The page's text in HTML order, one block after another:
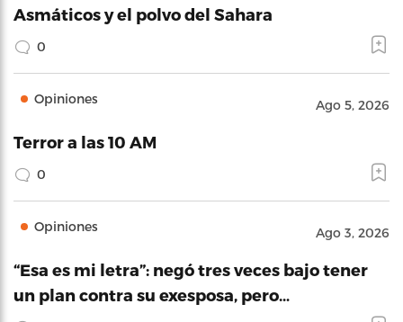
Asmáticos y el polvo del Sahara
0
Opiniones Ago 5, 2026
Terror a las 10 AM
0
Opiniones Ago 3, 2026
“Esa es mi letra”: negó tres veces bajo tener
un plan contra su exesposa, pero…